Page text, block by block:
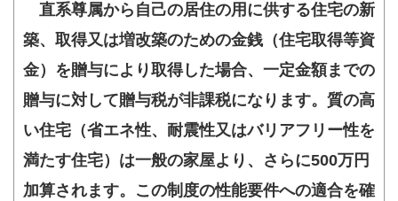
直系尊属から自己の居住の用に供する住宅の新
築、取得又は増改築のための金銭（住宅取得等資
金）を贈与により取得した場合、一定金額までの
贈与に対して贈与税が非課税になります。質の高
い住宅（省エネ性、耐震性又はバリアフリー性を
満たす住宅）は一般の家屋より、さらに500万円
加算されます。この制度の性能要件への適合を確